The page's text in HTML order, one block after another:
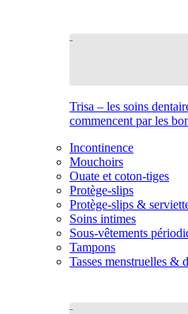
Trisa – les soins
commencent par les
Incontinence
Mouchoirs
Ouate et coton-tiges
Protège-slips
Protège-slips &
Soins intimes
Sous-vêtements
Tampons
Tasses menstruelles &